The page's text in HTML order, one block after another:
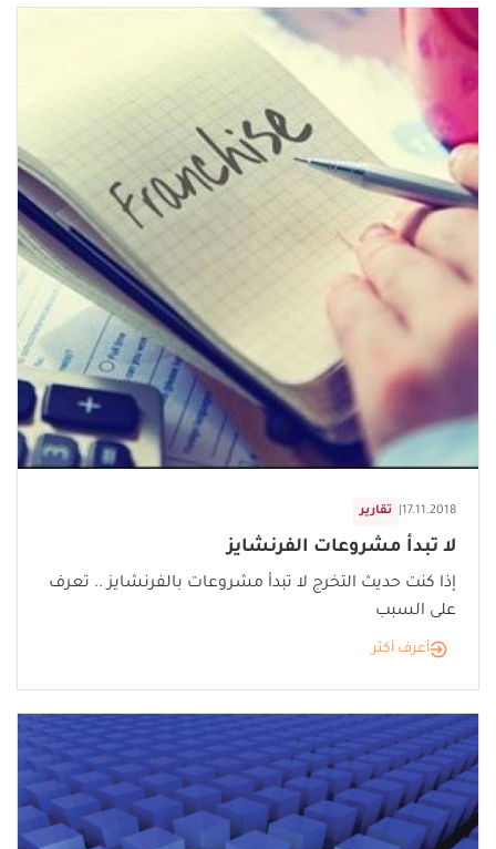
تقارير 17.11.2018
لا تبدأ مشروعات الفرنشايز
إذا كنت حديث التخرج لا تبدأ مشروعات بالفرنشايز .. تعرف
على السبب
أعرف أكثر